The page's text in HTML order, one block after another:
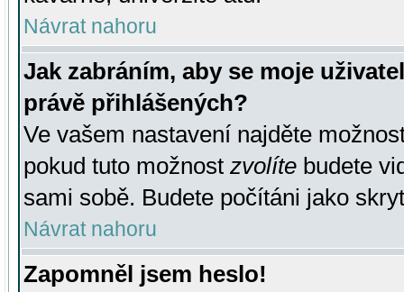
Návrat nahoru
Jak zabráním, aby se moje
právě přihlášených?
Ve vašem nastavení najděte
pokud tuto možnost zvolíte budete
sami sobě. Budete počítáni jako
Návrat nahoru
Zapomněl jsem heslo!